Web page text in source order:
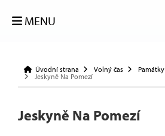
MENU
Úvodní strana Volný čas Památky
Jeskyně Na Pomezí
Jeskyně Na Pomezí